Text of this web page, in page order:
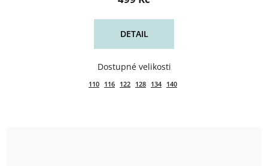
DETAIL
110 116 122 128 134 140